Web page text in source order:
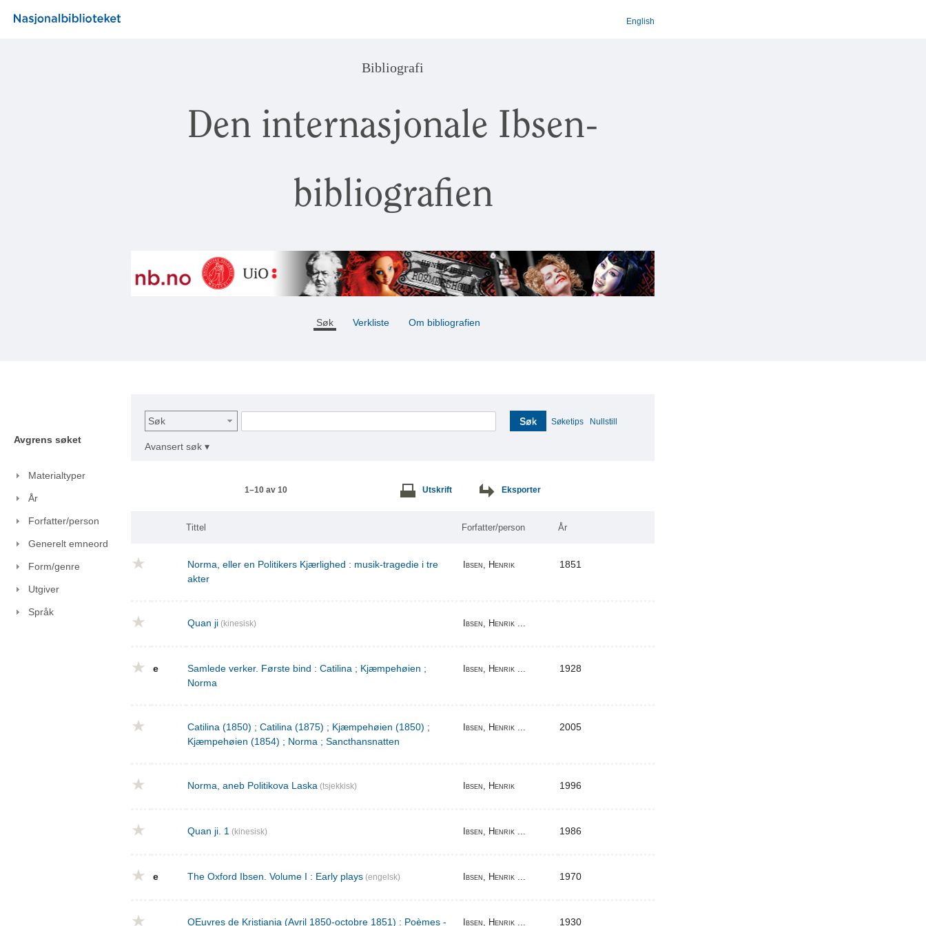
English
Bibliografi
Den internasjonale Ibsen-
bibliografien
Søk Verkliste Om bibliografien
Avgrens søket
Materialtyper
År
Forfatter/person
Generelt emneord
Form/genre
Utgiver
Språk
Søk Søk Søketips Nullstill
Avansert søk ▾
1–10 av 10 Utskrift Eksporter
Tittel Forfatter/person År
Norma, eller en Politikers Kjærlighed : musik-tragedie i tre
akter
Ibsen, Henrik 1851
Quan ji (kinesisk) Ibsen, Henrik ...
e
Samlede verker. Første bind : Catilina ; Kjæmpehøien ;
Norma
Ibsen, Henrik ... 1928
Catilina (1850) ; Catilina (1875) ; Kjæmpehøien (1850) ;
Kjæmpehøien (1854) ; Norma ; Sancthansnatten
Ibsen, Henrik ... 2005
Norma, aneb Politikova Laska (tsjekkisk) Ibsen, Henrik 1996
Quan ji. 1 (kinesisk) Ibsen, Henrik ... 1986
e The Oxford Ibsen. Volume I : Early plays (engelsk) Ibsen, Henrik ... 1970
OEuvres de Kristiania (Avril 1850-octobre 1851) : Poèmes - Ibsen, Henrik ... 1930